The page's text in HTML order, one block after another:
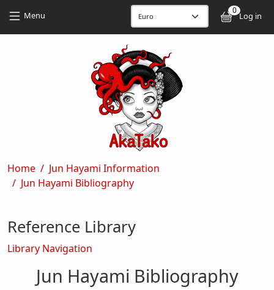
Menu 0
Log in
Breadcrumb
Home
Jun Hayami Information
Jun Hayami Bibliography
Jun Hayami Bibliography
Reference Library
Library Navigation